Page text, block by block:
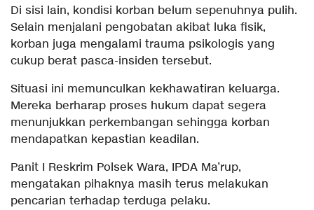
Di sisi lain, kondisi korban belum sepenuhnya pulih.
Selain menjalani pengobatan akibat luka fisik,
korban juga mengalami trauma psikologis yang
cukup berat pasca-insiden tersebut.
Situasi ini memunculkan kekhawatiran keluarga.
Mereka berharap proses hukum dapat segera
menunjukkan perkembangan sehingga korban
mendapatkan kepastian keadilan.
Panit I Reskrim Polsek Wara, IPDA Ma’rup,
mengatakan pihaknya masih terus melakukan
pencarian terhadap terduga pelaku.